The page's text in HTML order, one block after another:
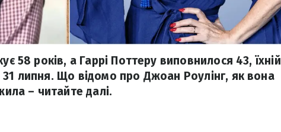
58 років, а Гаррі Поттеру виповнилося 43, їхній
липня. Що відомо про Джоан Роулінг, як вона
– читайте далі.